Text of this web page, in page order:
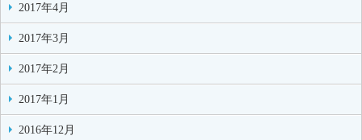
2017年4月
2017年3月
2017年2月
2017年1月
2016年12月